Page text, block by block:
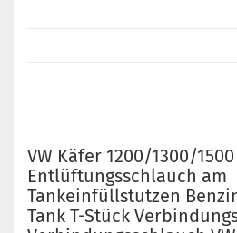
VW Käfer 1200/1300/1500
Entlüftungsschlauch am
Tankeinfüllstutzen
Tank T-Stück